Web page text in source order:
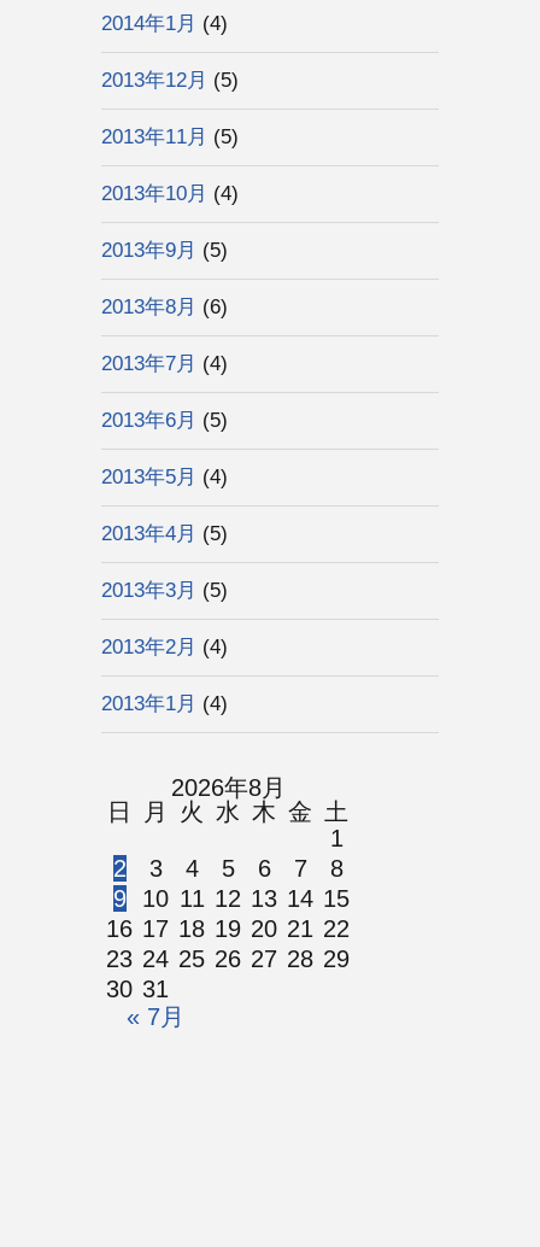
2014年1月 (4)
2013年12月 (5)
2013年11月 (5)
2013年10月 (4)
2013年9月 (5)
2013年8月 (6)
2013年7月 (4)
2013年6月 (5)
2013年5月 (4)
2013年4月 (5)
2013年3月 (5)
2013年2月 (4)
2013年1月 (4)
2026年8月
日
月 火 水 木 金 土
« 7月
1
2
3 4 5 6 7
8
9
10 11 12 13 14 15
16 17 18 19 20 21 22
23 24 25 26 27 28 29
30 31